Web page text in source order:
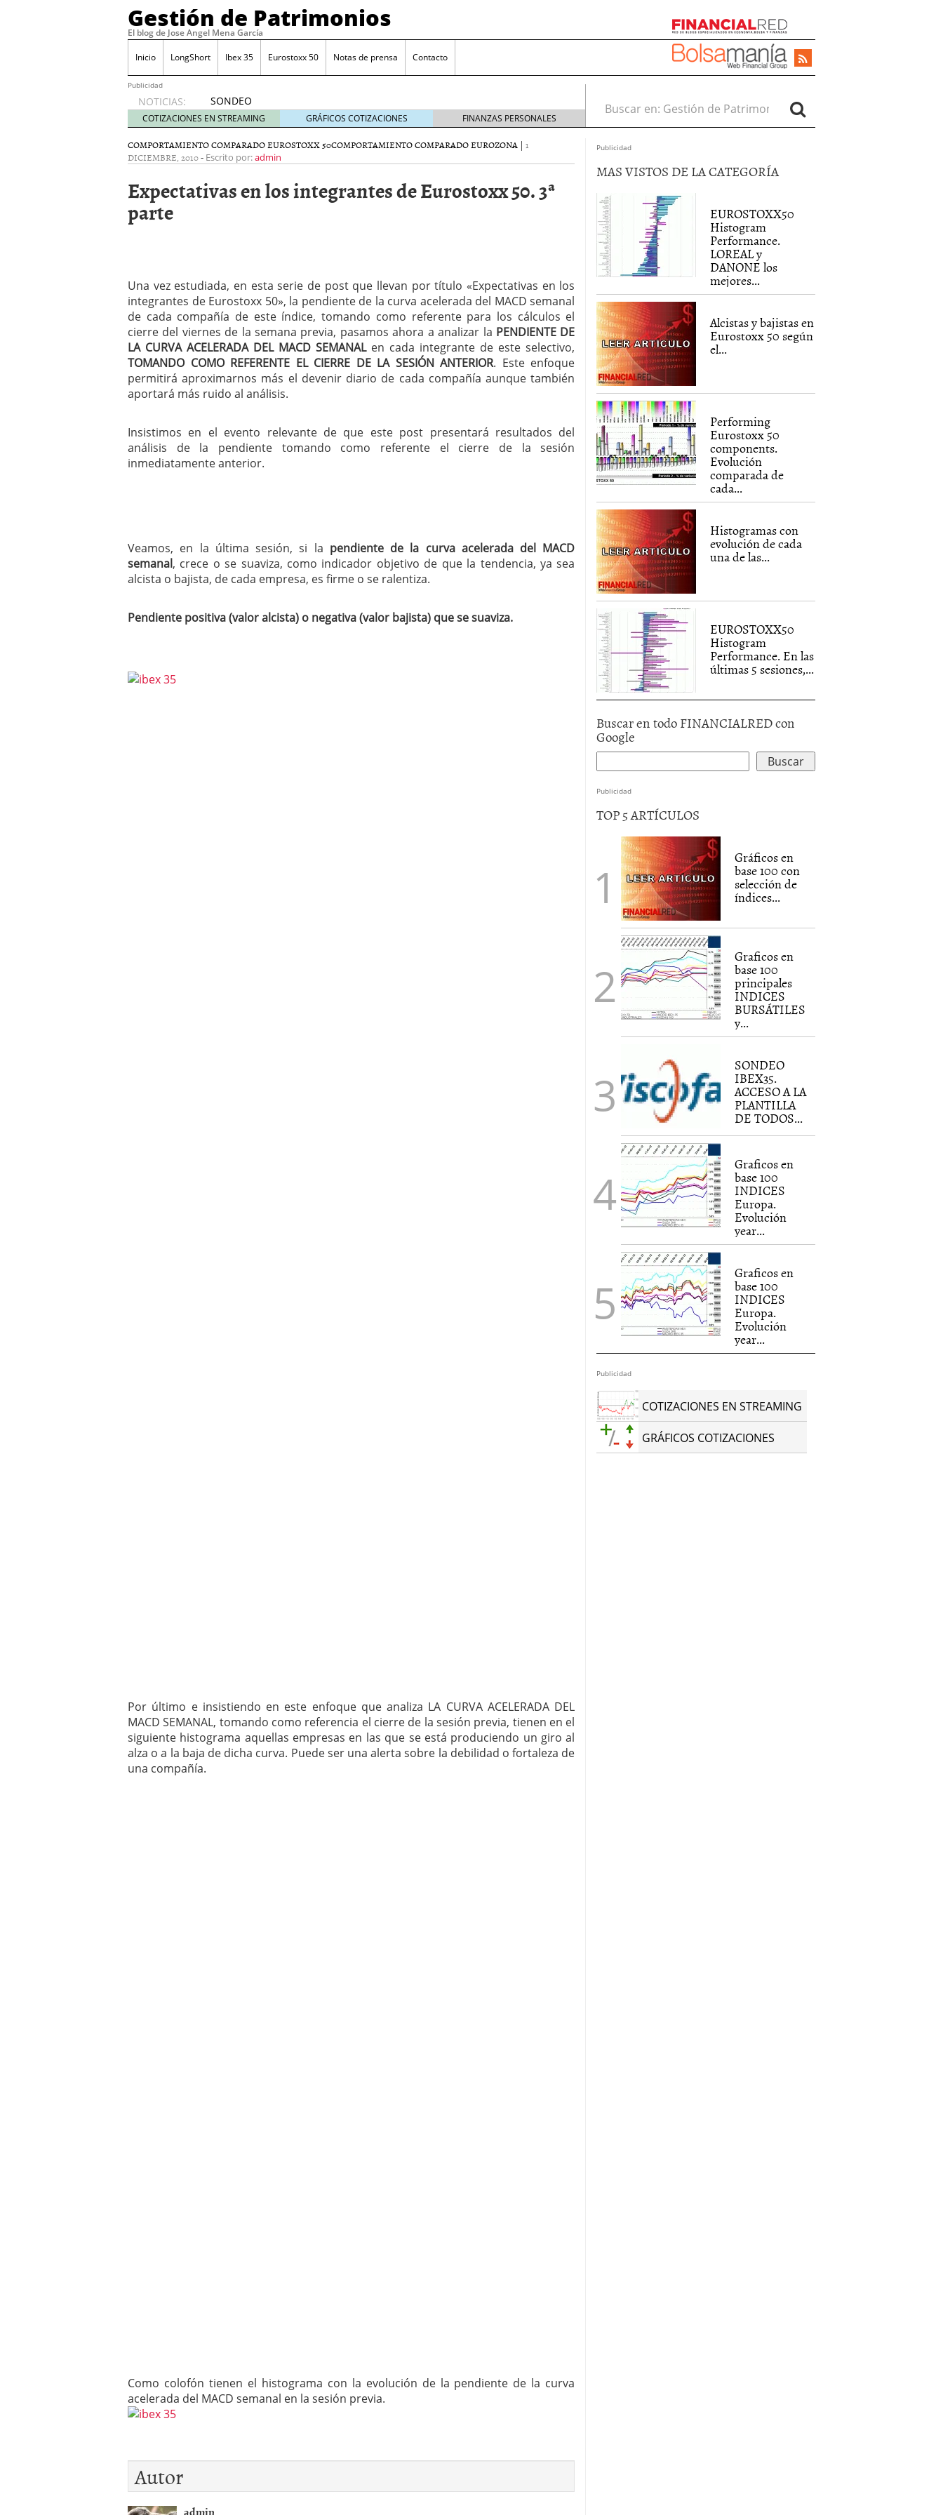
Gestión de Patrimonios
El blog de Jose Angel Mena García
Inicio LongShort Ibex 35 Eurostoxx 50 Notas de prensa Contacto
Publicidad
NOTICIAS:
SONDEO
IBEX35.
ACCESO
A LA
PLANTILLA
TODOS
LOS
Comprar y vender divisas con eToro febrero 24, 2014
SONDEO DIARIO IBEX35. Distancia de los valores de IBEX35 a m?ximos
anuales. Se constata progresivo alejamiento global de m?ximos anuales
mayo 28, 2013
Catalejo sobre IBEX35. SISM?METROS. Prosiguen a la baja desde el 13/mayo
y a?n tienen recorrido adicional mayo 24, 2013
CATALEJO SOBRE IBEX35. TERMOMETROS. Aún con recorrido a la baja para
alcanzar la zona de sobreventa y entonces si se podría apostar por un
rebote interesante
COTIZACIONES EN STREAMING GRÁFICOS COTIZACIONES FINANZAS PERSONALES
Buscar en:
COMPORTAMIENTO COMPARADO EUROSTOXX 50COMPORTAMIENTO COMPARADO EUROZONA | 1
DICIEMBRE, 2010- Escrito por:admin
Expectativas en los integrantes de Eurostoxx 50. 3ª
parte
Una vez estudiada, en esta serie de post que llevan por título «Expectativas en los
integrantes de Eurostoxx 50», la pendiente de la curva acelerada del MACD semanal
de cada compañía de este índice, tomando como referente para los cálculos el
cierre del viernes de la semana previa, pasamos ahora a analizar la PENDIENTE DE
LA CURVA ACELERADA DEL MACD SEMANALen cada integrante de este selectivo,
TOMANDO COMO REFERENTE EL CIERRE DE LA SESIÓN ANTERIOR. Este enfoque
permitirá aproximarnos más el devenir diario de cada compañía aunque también
aportará más ruido al análisis.
Insistimos en el evento relevante de que este post presentará resultados del
análisis de la pendiente tomando como referente el cierre de la sesión
inmediatamente anterior.
Veamos, en la última sesión, si la pendiente de la curva acelerada del MACD
semanal, crece o se suaviza, como indicador objetivo de que la tendencia, ya sea
alcista o bajista, de cada empresa, es firme o se ralentiza.
Pendiente positiva (valor alcista) o negativa (valor bajista) que se suaviza.
Por último e insistiendo en este enfoque que analiza LA CURVA ACELERADA DEL
MACD SEMANAL, tomando como referencia el cierre de la sesión previa, tienen en el
siguiente histograma aquellas empresas en las que se está produciendo un giro al
alza o a la baja de dicha curva. Puede ser una alerta sobre la debilidad o fortaleza de
una compañía.
Como colofón tienen el histograma con la evolución de la pendiente de la curva
acelerada del MACD semanal en la sesión previa.
Autor
admin
Publicidad
MAS VISTOS DE LA CATEGORÍA
EUROSTOXX50
Histogram
Performance.
LOREAL y
DANONE los
mejores...
Alcistas y bajistas en
Eurostoxx 50 según
el...
Performing
Eurostoxx 50
components.
Evolución
comparada de
cada...
Histogramas con
evolución de cada
una de las...
EUROSTOXX50
Histogram
Performance. En las
últimas 5 sesiones,...
Buscar en todo FINANCIALRED con
Google
Publicidad
TOP 5 ARTÍCULOS
Gráficos en
base 100 con
selección de
índices...
Graficos en
base 100
principales
INDICES
BURSÁTILES
y...
SONDEO
IBEX35.
ACCESO A LA
PLANTILLA
DE TODOS...
Graficos en
base 100
INDICES
Europa.
Evolución
year...
Graficos en
base 100
INDICES
Europa.
Evolución
year...
Publicidad
COTIZACIONES EN STREAMING
GRÁFICOS COTIZACIONES